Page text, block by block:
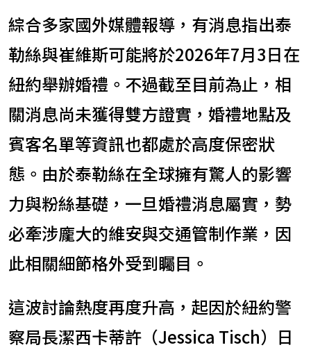
綜合多家國外媒體報導，有消息指出泰
勒絲與崔維斯可能將於2026年7月3日在
紐約舉辦婚禮。不過截至目前為止，相
關消息尚未獲得雙方證實，婚禮地點及
賓客名單等資訊也都處於高度保密狀
態。由於泰勒絲在全球擁有驚人的影響
力與粉絲基礎，一旦婚禮消息屬實，勢
必牽涉龐大的維安與交通管制作業，因
此相關細節格外受到矚目。
這波討論熱度再度升高，起因於紐約警
察局長潔西卡蒂許（Jessica Tisch）日